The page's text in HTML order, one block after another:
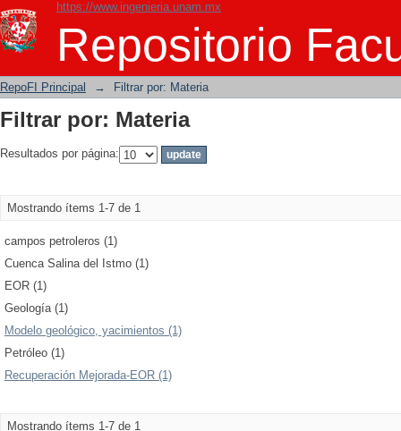
https://www.ingenieria.unam.mx
Repositorio
Filtrar por: Materia
RepoFI Principal → Filtrar por: Materia
Filtrar por: Materia
Resultados por página:
Mostrando ítems 1-7 de 1
campos petroleros (1)
Cuenca Salina del Istmo (1)
EOR (1)
Geología (1)
Modelo geológico, yacimientos (1)
Petróleo (1)
Recuperación Mejorada-EOR (1)
Mostrando ítems 1-7 de 1